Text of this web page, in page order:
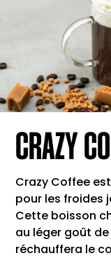
CRAZY
Crazy Coffee
pour les froides
Cette boisson
au léger goût
réchauffera le